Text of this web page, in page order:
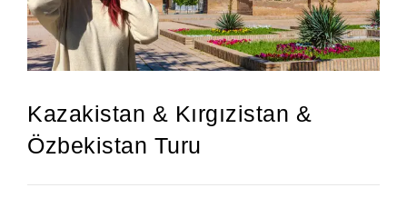
Kazakistan & Kırgızistan &
Özbekistan Turu